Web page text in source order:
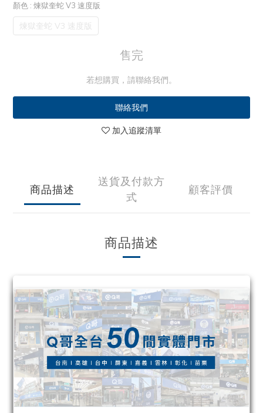
顏色 : 煉獄奎蛇 V3 速度版
煉獄奎蛇 V3 速度版
售完
若想購買，請聯絡我們。
聯絡我們
加入追蹤清單
商品描述
送貨及付款方
式
顧客評價
商品描述